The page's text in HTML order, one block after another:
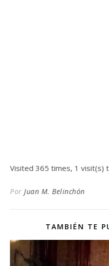
Visited 365 times, 1 visit(s)
Por Juan M. Belinchón
TAMBIÉN TE